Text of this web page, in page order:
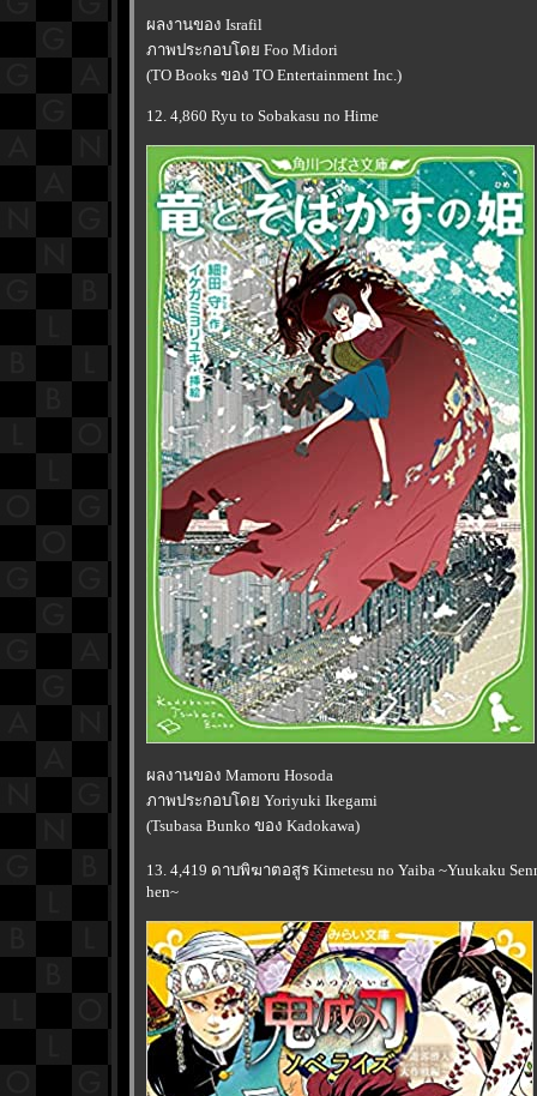
ผลงานของ Israfil
ภาพประกอบโดย Foo Midori
(TO Books ของ TO Entertainment Inc.)
12. 4,860 Ryu to Sobakasu no Hime
ผลงานของ Mamoru Hosoda
ภาพประกอบโดย Yoriyuki Ikegami
(Tsubasa Bunko ของ Kadokawa)
13. 4,419 ดาบพิฆาตอสูร Kimetesu no Yaiba ~Yuukaku
hen~